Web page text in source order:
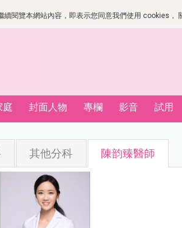
閱覽本網站內容，即表示您同意我們使用 cookies，
庭 封面人物 專欄 影音 試用
其他分科 陳韵臻醫師